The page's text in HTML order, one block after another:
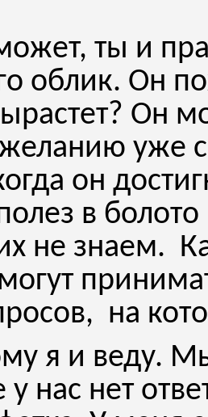
ты и
облик. Он
Он
уже
он
в
не знаем.
на
я и веду.
у нас нет